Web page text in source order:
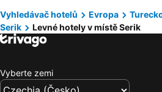
Asteria Family Resort Belek
Belek Beach Resort Hotel
Lykia World Antalya
Side Crown Serenity Ultra All Inclusive
Regnum Carya
Vyhledávač hotelů Evropa
Serik
Levné hotely v místě Serik
Vyberte zemi